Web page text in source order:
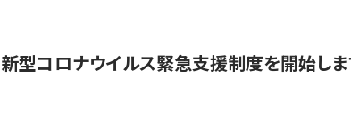
新型コロナウイルス緊急支援制度を開始し